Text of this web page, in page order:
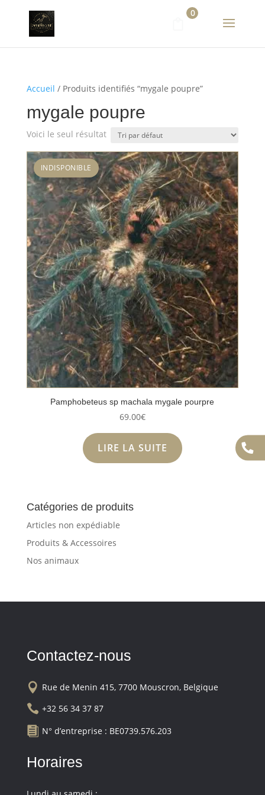
0
Accueil / Produits identifiés “mygale poupre”
mygale poupre
Voici le seul résultat
Pamphobeteus sp machala mygale pourpre
69.00€
INDISPONIBLE
LIRE LA SUITE
Catégories de produits
Articles non expédiable
Produits & Accessoires
Nos animaux
Contactez-nous
 Rue de Menin 415, 7700 Mouscron, Belgique
 +32 56 34 37 87
 N° d’entreprise : BE0739.576.203
Horaires